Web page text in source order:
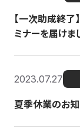
【一次助成終
ミナーを届けま
2023.07.27
夏季休業のお